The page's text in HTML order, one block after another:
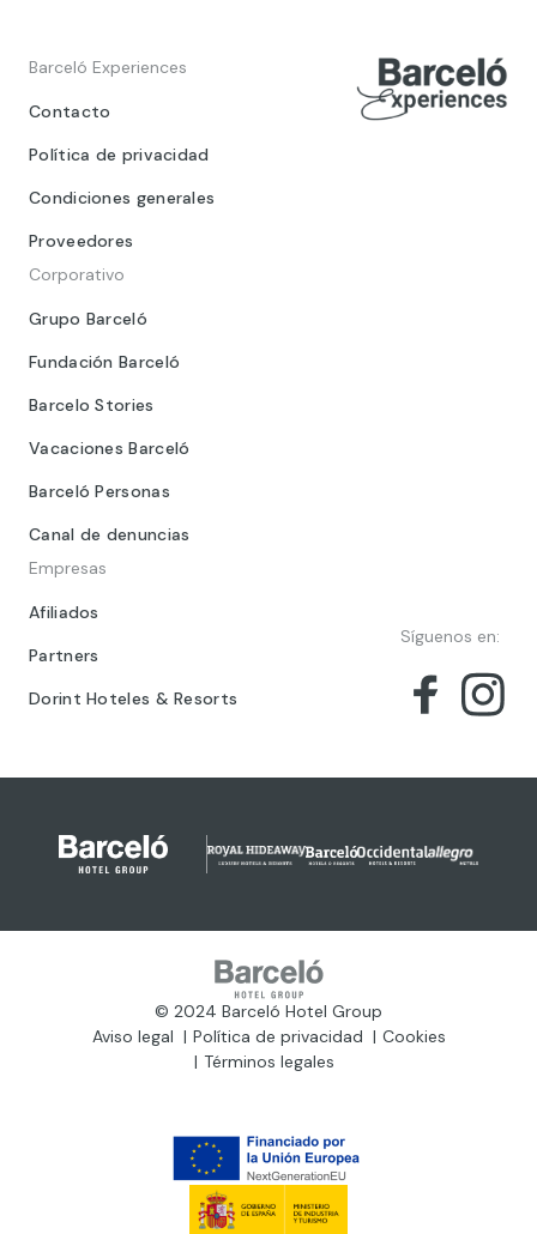
Barceló Experiences
Contacto
Política de privacidad
Condiciones generales
Proveedores
Corporativo
Grupo Barceló
Fundación Barceló
Barcelo Stories
Vacaciones Barceló
Barceló Personas
Canal de denuncias
Empresas
Afiliados
Partners
Dorint Hoteles & Resorts
Síguenos en:
© 2024 Barceló Hotel Group
Aviso legal
Política de privacidad
Cookies
Términos legales